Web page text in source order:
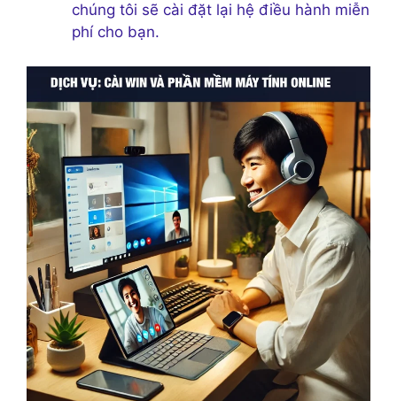
chúng tôi sẽ cài đặt lại hệ điều hành miễn
phí cho bạn.